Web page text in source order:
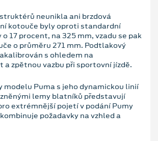
neunikla ani brzdová
kotouče byly oproti standardní
17 procent, na 325 mm, vzadu se pak
o průměru 271 mm. Podtlakový
s ohledem na
zpětnou vazbu při sportovní jízdě.
modelu Puma s jeho dynamickou linií
lemy blatníků představují
extrémnější pojetí v podání Pumy
požadavky na vzhled a